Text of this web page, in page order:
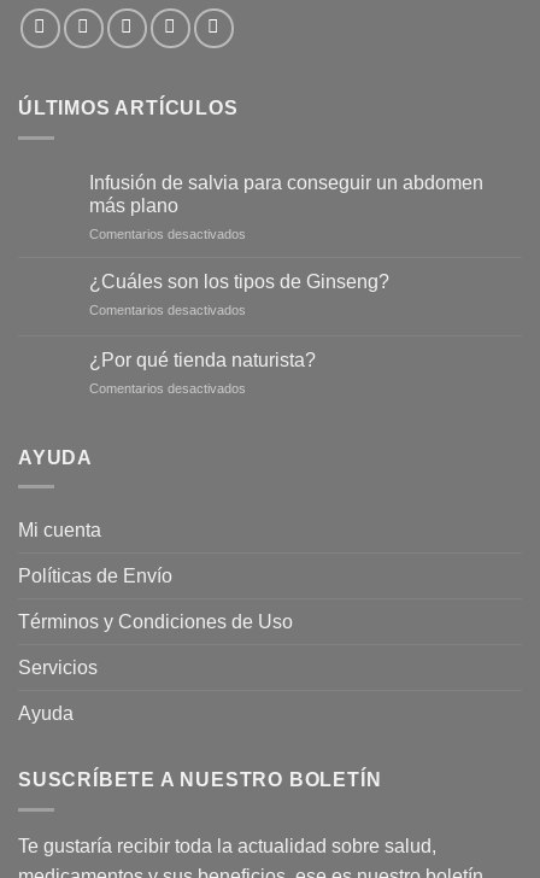
ÚLTIMOS ARTÍCULOS
Infusión de salvia para conseguir un abdomen
más plano
Comentarios desactivados
salvia
un
¿Cuáles son los tipos de Ginseng?
Comentarios desactivados
los
¿Por qué tienda naturista?
Comentarios desactivados
AYUDA
Mi cuenta
Políticas de Envío
Términos y Condiciones de Uso
Servicios
Ayuda
SUSCRÍBETE A NUESTRO BOLETÍN
Te gustaría recibir toda la actualidad sobre salud,